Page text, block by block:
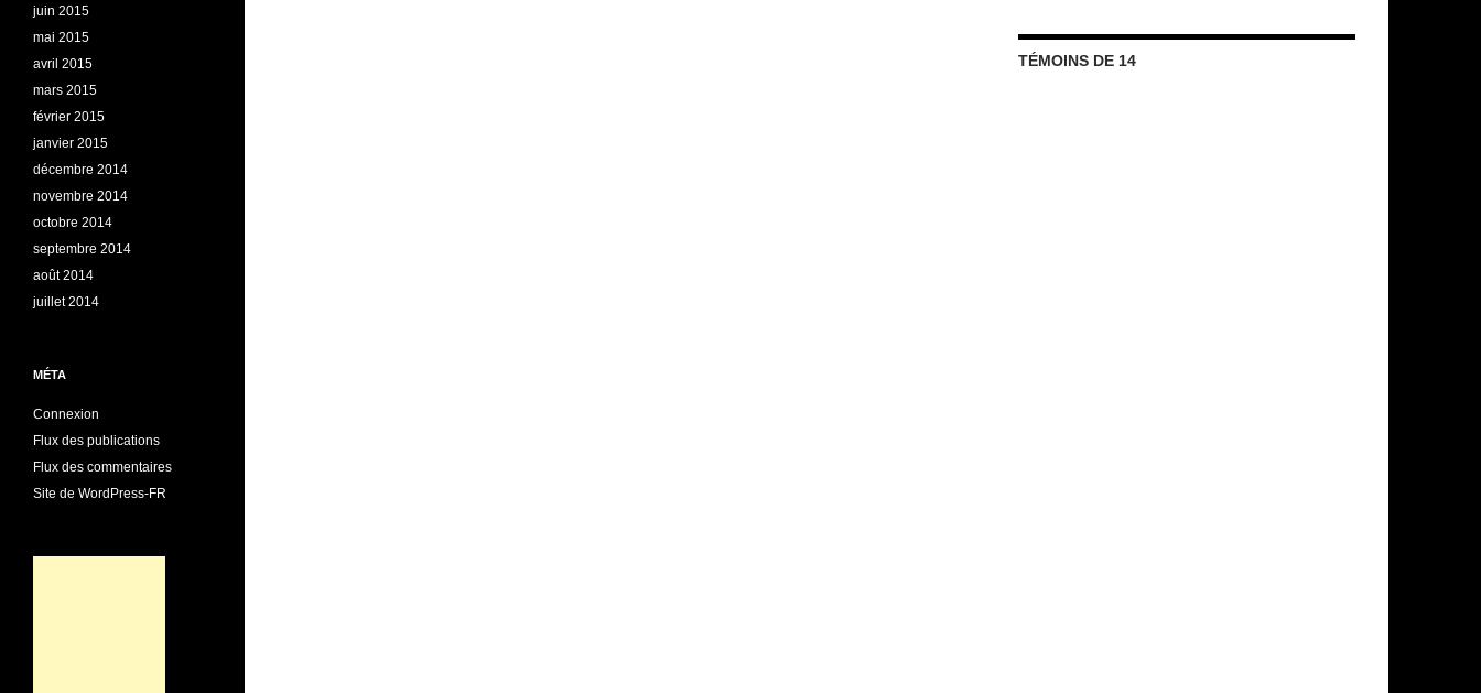
TÉMOINS DE 14
juin 2015
mai 2015
avril 2015
mars 2015
février 2015
janvier 2015
décembre 2014
novembre 2014
octobre 2014
septembre 2014
août 2014
juillet 2014
MÉTA
Connexion
Flux des publications
Flux des commentaires
Site de WordPress-FR